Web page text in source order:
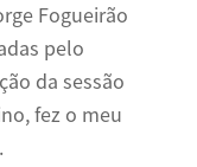
Fogueirão
pelo
da sessão
fez o meu